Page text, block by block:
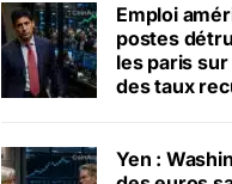
Emploi
postes
les paris
des taux
Yen :